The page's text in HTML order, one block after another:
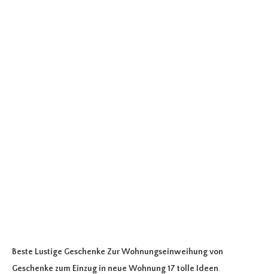
Beste Lustige Geschenke Zur Wohnungseinweihungvon
Geschenke zum Einzug in neue Wohnung 17 tolle Ideen.